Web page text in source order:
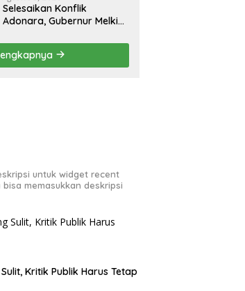
Selesaikan Konflik
Adonara, Gubernur Melki
untuk widget recent
memasukkan deskripsi
Kritik Publik Harus Tetap